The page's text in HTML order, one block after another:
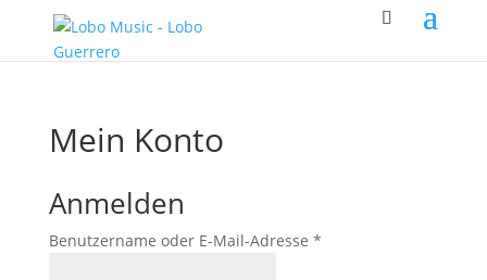
Mein Konto
Anmelden
Benutzername oder E-Mail-Adresse *Erforderlich